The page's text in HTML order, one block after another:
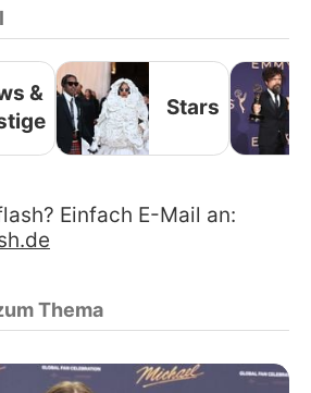
&
Stars
Einfach E-Mail an:
Thema